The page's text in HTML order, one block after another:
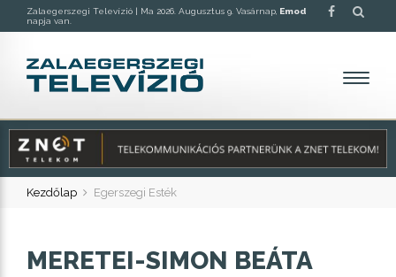
Zalaegerszegi Televízió | Ma 2026. Augusztus 9. Vasárnap, Emod
napja van.
Kezdőlap Egerszegi Esték
MERETEI-SIMON BEÁTA